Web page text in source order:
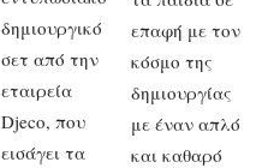
δημιουργικό
σετ από την
εταιρεία
Djeco, που
εισάγει τα
επαφή με τον
κόσμο της
δημιουργίας
με έναν απλό
και καθαρό